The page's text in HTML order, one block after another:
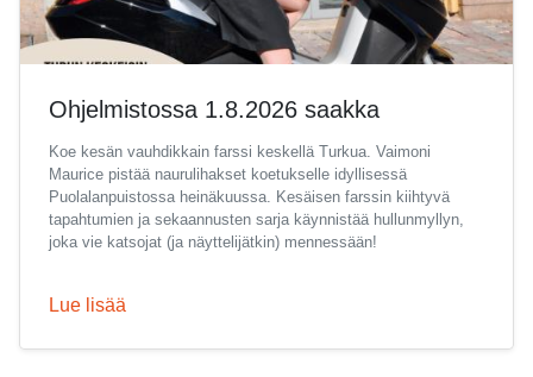
Ohjelmistossa 1.8.2026 saakka
Koe kesän vauhdikkain farssi keskellä Turkua. Vaimoni
Maurice pistää naurulihakset koetukselle idyllisessä
Puolalanpuistossa heinäkuussa. Kesäisen farssin kiihtyvä
tapahtumien ja sekaannusten sarja käynnistää hullunmyllyn,
joka vie katsojat (ja näyttelijätkin) mennessään!
Lue lisää